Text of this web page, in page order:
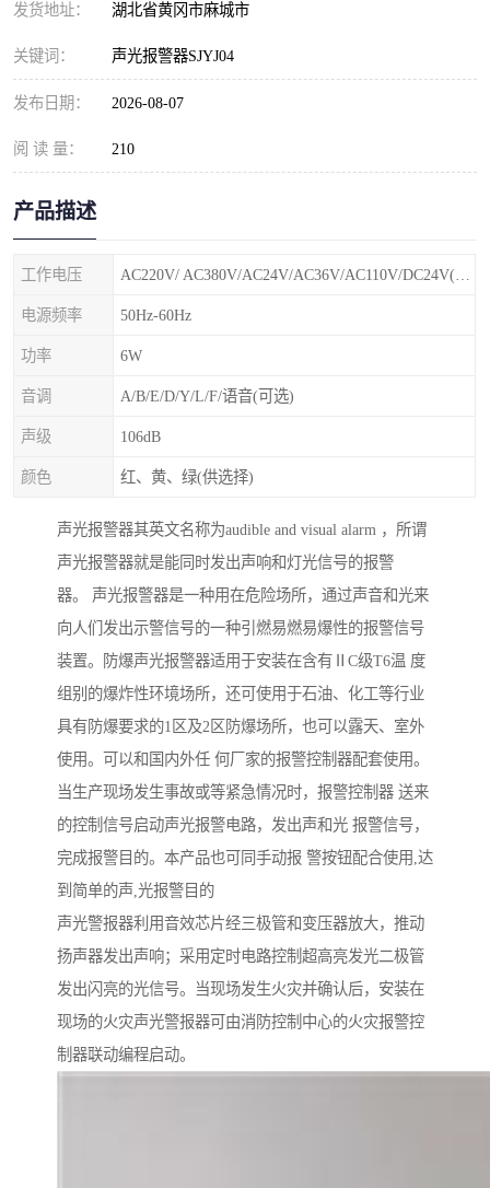
发货地址： 湖北省黄冈市麻城市
关键词： 声光报警器SJYJ04
发布日期： 2026-08-07
阅 读 量： 210
产品描述
工作电压
电源频率 50Hz-60Hz
功率 6W
音调 A/B/E/D/Y/L/F/语音(可选)
声级 106dB
颜色 红、黄、绿(供选择)
声光报警器其英文名称为audible and visual alarm ，所谓
声光报警器就是能同时发出声响和灯光信号的报警
器。 声光报警器是一种用在危险场所，通过声音和光来
向人们发出示警信号的一种引燃易燃易爆性的报警信号
装置。防爆声光报警器适用于安装在含有ⅡC级T6温 度
组别的爆炸性环境场所，还可使用于石油、化工等行业
具有防爆要求的1区及2区防爆场所，也可以露天、室外
使用。可以和国内外任 何厂家的报警控制器配套使用。
当生产现场发生事故或等紧急情况时，报警控制器 送来
的控制信号启动声光报警电路，发出声和光 报警信号，
完成报警目的。本产品也可同手动报 警按钮配合使用,达
到简单的声,光报警目的
声光警报器利用音效芯片经三极管和变压器放大，推动
扬声器发出声响；采用定时电路控制超高亮发光二极管
发出闪亮的光信号。当现场发生火灾并确认后，安装在
现场的火灾声光警报器可由消防控制中心的火灾报警控
制器联动编程启动。